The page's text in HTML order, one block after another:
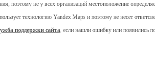
поэтому не у всех организаций местоположение
технологию Yandex Maps и поэтому не несет
поддержки сайта, если нашли ошибку или появились